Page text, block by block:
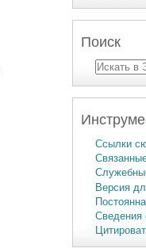
Поиск
Ссылки
Версия
Сведения